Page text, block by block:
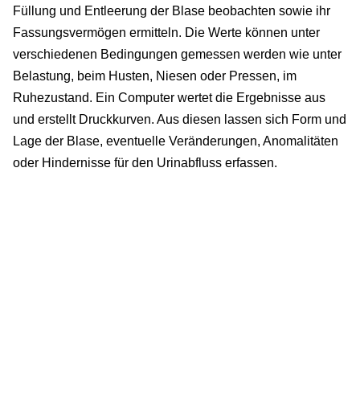
Füllung und Entleerung der Blase beobachten sowie ihr
Fassungsvermögen ermitteln. Die Werte können unter
verschiedenen Bedingungen gemessen werden wie unter
Belastung, beim Husten, Niesen oder Pressen, im
Ruhezustand. Ein Computer wertet die Ergebnisse aus
und erstellt Druckkurven. Aus diesen lassen sich Form und
Lage der Blase, eventuelle Veränderungen, Anomalitäten
oder Hindernisse für den Urinabfluss erfassen.